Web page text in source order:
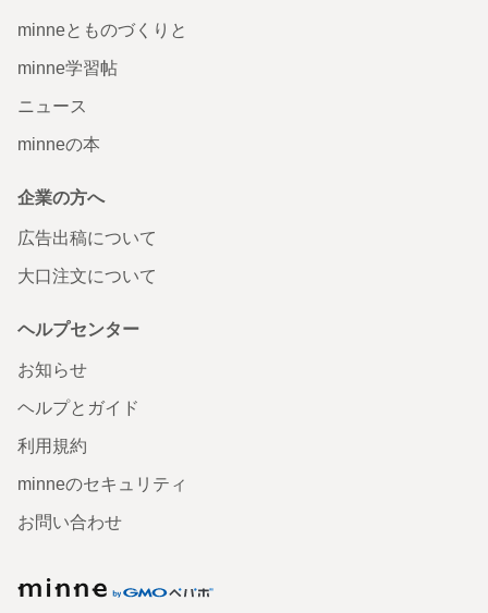
minneとものづくりと
minne学習帖
ニュース
minneの本
企業の方へ
広告出稿について
大口注文について
ヘルプセンター
お知らせ
ヘルプとガイド
利用規約
minneのセキュリティ
お問い合わせ